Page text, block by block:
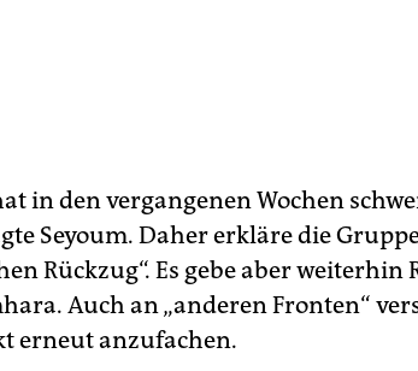
in den vergangenen Wochen
Seyoum. Daher erkläre die
Rückzug“. Es gebe aber weiterhin
Auch an „anderen Fronten“
erneut anzufachen.